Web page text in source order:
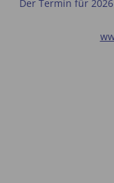
Der Termin für